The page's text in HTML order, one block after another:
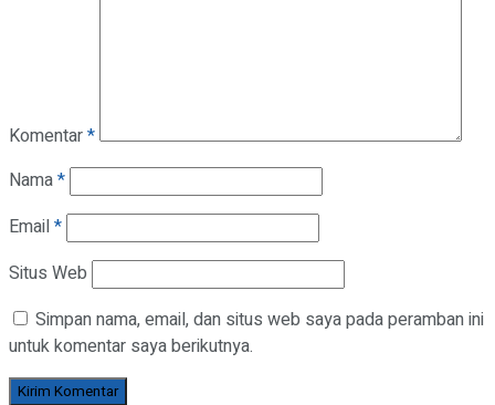
Komentar*
Nama*
Email*
Situs Web
Simpan nama, email, dan situs web saya pada peramban ini
untuk komentar saya berikutnya.